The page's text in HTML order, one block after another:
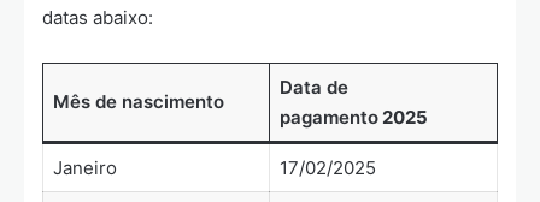
datas abaixo:
Mês de nascimento
Data de
pagamento2025
Janeiro 17/02/2025